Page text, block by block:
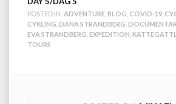
POSTED IN: ADVENTURE BLOG COVID-19
CYKLING DANA STRANDBERG
EVA STRANDBERG EXPEDITION
TOURS